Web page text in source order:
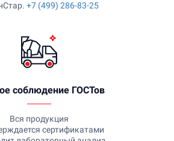
+7 (499) 286-83-25
соблюдение ГОСТов
Вся продукция
сертификатами